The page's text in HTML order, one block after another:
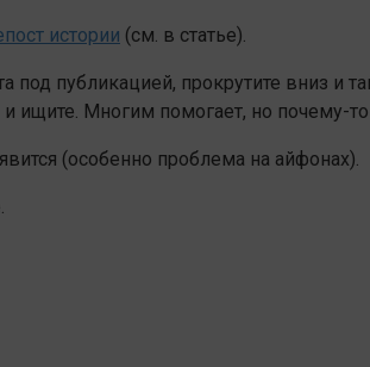
истории (см. в статье).
публикацией, прокрутите вниз и
и ищите. Многим помогает, но почему-
(особенно проблема на айфонах).